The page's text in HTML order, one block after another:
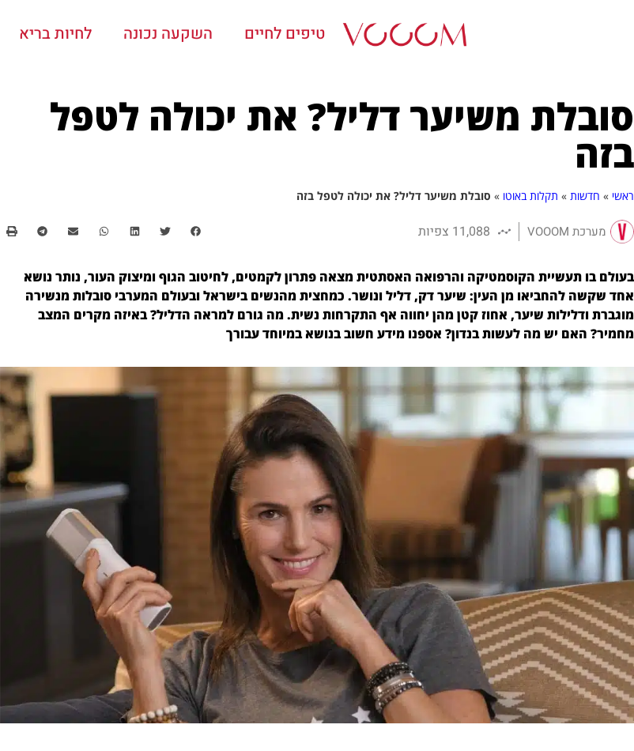
טיפים לחיים השקעה נכונה לחיות בריא
סובלת משיער דליל? את יכולה לטפל
בזה
ראשי » חדשות » תקלות באוטו » סובלת משיער דליל? את יכולה לטפל בזה
מערכת VOOOM 11,088 צפיות
בעולם בו תעשיית הקוסמטיקה והרפואה האסתטית מצאה פתרון לקמטים, לחיטוב הגוף ומיצוק העור, נותר נושא
אחד שקשה להחביאו מן העין: שיער דק, דליל ונושר. כמחצית מהנשים בישראל ובעולם המערבי סובלות מנשירה
מוגברת ודלילות שיער, אחוז קטן מהן יחווה אף התקרחות נשית. מה גורם למראה הדליל? באיזה מקרים המצב
מחמיר? האם יש מה לעשות בנדון? אספנו מידע חשוב בנושא במיוחד עבורך